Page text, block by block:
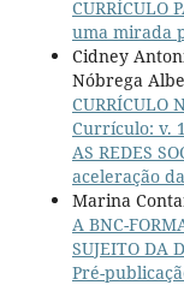
CURRÍCULO
uma mirada
Cidney
Nóbrega
CURRÍCULO
Currículo: v.
AS REDES
aceleração
Marina
A BNC-
SUJEITO DA
Pré-